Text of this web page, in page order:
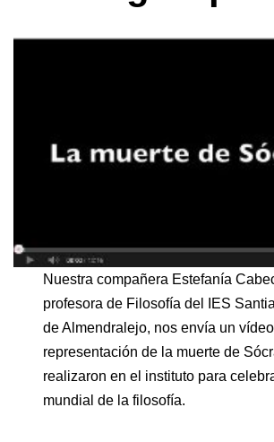
Nuestra compañera Estefanía
profesora de Filosofía del IES
de Almendralejo, nos envía un
representación de la muerte de
realizaron en el instituto para
mundial de la filosofía.